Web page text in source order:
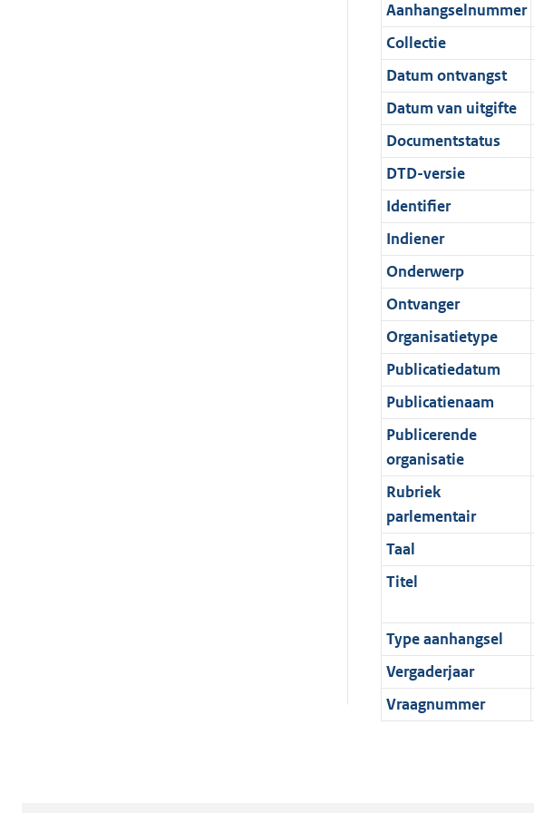
i
e
i
n
f
o
r
m
a
a
t
4
6
K
b
t
i
e
i
n
f
o
r
m
a
a
t
:
9
K
b
a
t
i
e
i
n
f
o
r
m
a
a
t
e
:
1
1
K
b
c
a
t
i
e
i
n
f
o
r
m
a
a
t
t
e
:
1
8
K
b
Aanhangselnummer
Collectie
Datum ontvangst
Datum van uitgifte
Documentstatus
DTD-versie
Identifier
Indiener
Onderwerp
Ontvanger
Organisatietype
Publicatiedatum
Publicatienaam
Publicerende
organisatie
Rubriek
parlementair
Taal
Titel
Type aanhangsel
Vergaderjaar
Vraagnummer